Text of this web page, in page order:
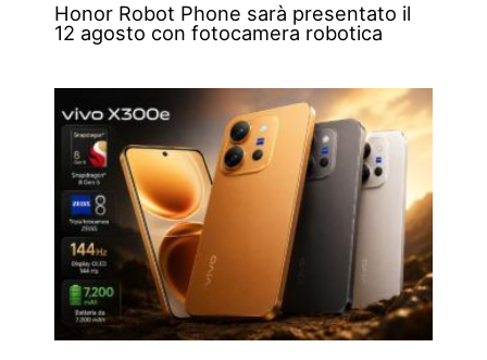
Honor Robot Phone sarà presentato il
12 agosto con fotocamera robotica